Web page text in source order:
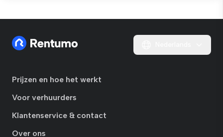
Prijzen en hoe het werkt
Voor verhuurders
Klantenservice & contact
Over ons